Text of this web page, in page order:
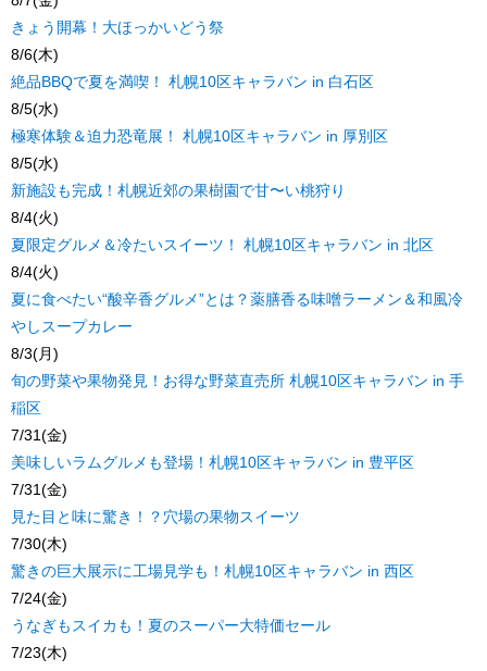
きょう開幕！大ほっかいどう祭
8/6(木)
絶品BBQで夏を満喫！ 札幌10区キャラバン in 白石区
8/5(水)
極寒体験＆迫力恐竜展！ 札幌10区キャラバン in 厚別区
8/5(水)
新施設も完成！札幌近郊の果樹園で甘〜い桃狩り
8/4(火)
夏限定グルメ＆冷たいスイーツ！ 札幌10区キャラバン in 北区
8/4(火)
夏に食べたい“酸辛香グルメ”とは？薬膳香る味噌ラーメン＆和風冷
やしスープカレー
8/3(月)
旬の野菜や果物発見！お得な野菜直売所 札幌10区キャラバン in 手
稲区
7/31(金)
美味しいラムグルメも登場！札幌10区キャラバン in 豊平区
7/31(金)
見た目と味に驚き！？穴場の果物スイーツ
7/30(木)
驚きの巨大展示に工場見学も！札幌10区キャラバン in 西区
7/24(金)
うなぎもスイカも！夏のスーパー大特価セール
7/23(木)